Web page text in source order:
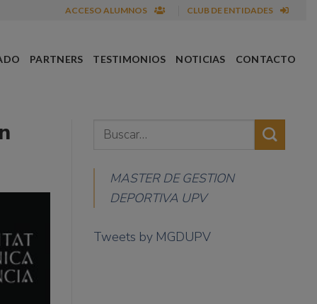
ACCESO ALUMNOS CLUB DE ENTIDADES
PARTNERS TESTIMONIOS NOTICIAS CONTACTO
MASTER DE GESTION
DEPORTIVA UPV
Tweets by MGDUPV